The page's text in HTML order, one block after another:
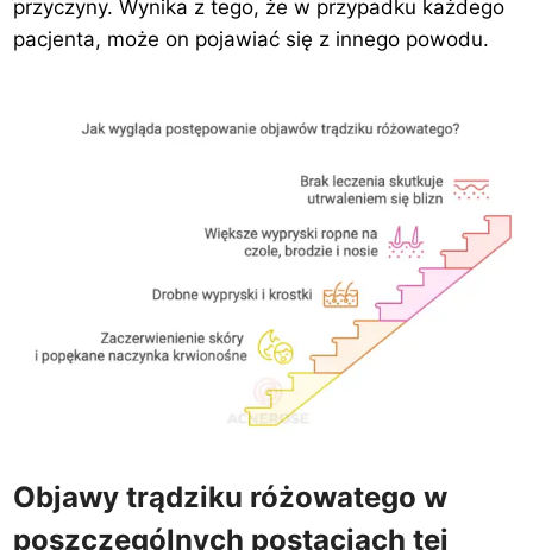
przyczyny. Wynika z tego, że w przypadku każdego
pacjenta, może on pojawiać się z innego powodu.
Objawy trądziku różowatego w
poszczególnych postaciach tej